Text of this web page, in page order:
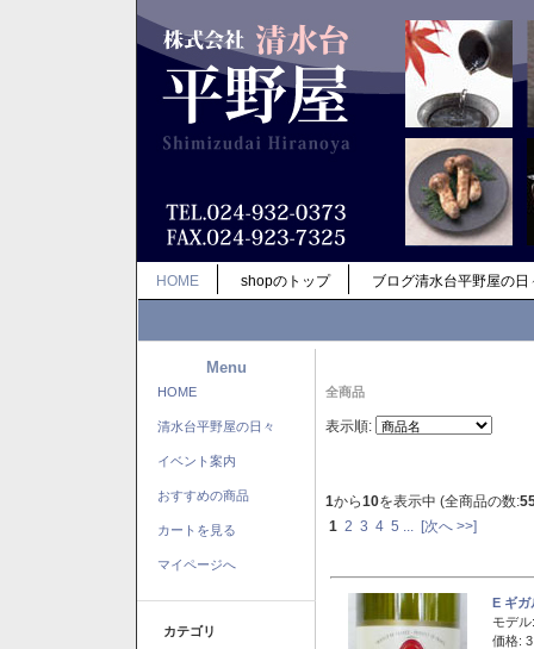
HOME shopのトップ ブログ清水台平野屋の日
Menu
HOME
清水台平野屋の日々
イベント案内
おすすめの商品
カートを見る
マイページへ
カテゴリ
全商品
表示順:
1から10を表示中 (全商品の数:
1 2 3 4 5 [次へ >>]
E ギ
モデル:
価格: